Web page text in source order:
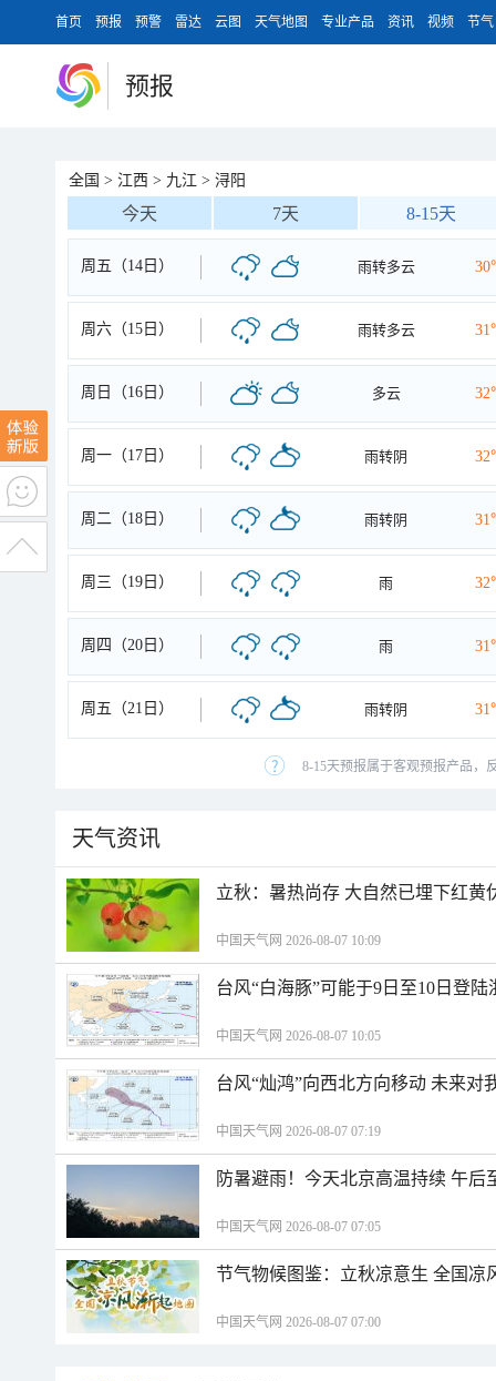
首页 预报 预警 雷达 云图 天气地图 专业产品 资讯 视频 节气
预报
全国 > 江西 > 九江 > 浔阳
今天 7天 8-15天
周五（14日） 雨转多云
周六（15日） 雨转多云
周日（16日） 多云
周一（17日） 雨转阴
周二（18日） 雨转阴
周三（19日） 雨
周四（20日） 雨
周五（21日） 雨转阴
8-15天预报属于客观预报产品，
天气资讯
立秋：暑热尚存 大自然已埋下红黄
中国天气网 2026-08-07 10:09
台风“白海豚”可能于9日至10日登陆
中国天气网 2026-08-07 10:05
台风“灿鸿”向西北方向移动 未来对
中国天气网 2026-08-07 07:19
防暑避雨！今天北京高温持续 午
中国天气网 2026-08-07 07:05
节气物候图鉴：立秋凉意生 全国凉
中国天气网 2026-08-07 07:00